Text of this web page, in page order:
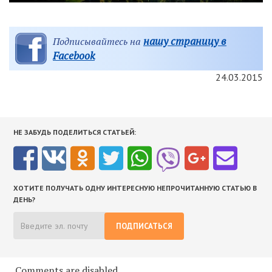
Подписывайтесь на нашу страницу в
Facebook
24.03.2015
НЕ ЗАБУДЬ ПОДЕЛИТЬСЯ СТАТЬЕЙ:
ХОТИТЕ ПОЛУЧАТЬ ОДНУ ИНТЕРЕСНУЮ НЕПРОЧИТАННУЮ СТАТЬЮ В
ДЕНЬ?
ПОДПИСАТЬСЯ